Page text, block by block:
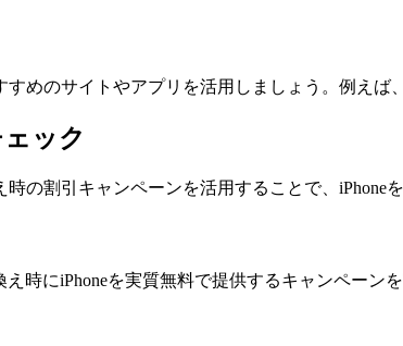
めのサイトやアプリを活用しましょう。例えば
ック
の割引キャンペーンを活用することで、iPhone
時にiPhoneを実質無料で提供するキャンペーン